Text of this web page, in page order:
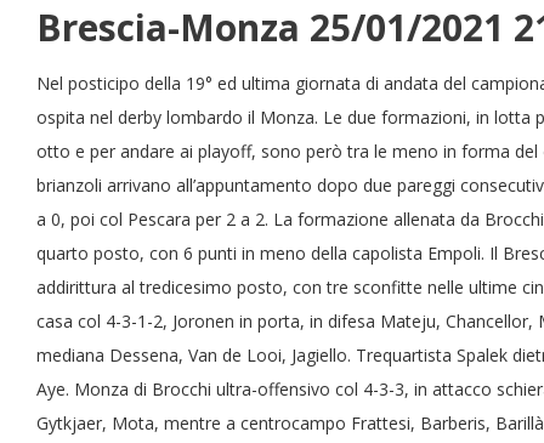
Brescia-Monza 25/01/2021
Nel posticipo della 19° ed ultima giornata di andata del
ospita nel derby lombardo il Monza. Le due formazioni, in lotta
otto e per andare ai playoff, sono però tra le meno in forma
brianzoli arrivano all’appuntamento dopo due pareggi
a 0, poi col Pescara per 2 a 2. La formazione allenata da
quarto posto, con 6 punti in meno della capolista Empoli. Il
addirittura al tredicesimo posto, con tre sconfitte nelle ultime
casa col 4-3-1-2, Joronen in porta, in difesa Mateju, Chancellor,
mediana Dessena, Van de Looi, Jagiello. Trequartista Spalek
Aye. Monza di Brocchi ultra-offensivo col 4-3-3, in attacco
Gytkjaer, Mota, mentre a centrocampo Frattesi, Barberis,